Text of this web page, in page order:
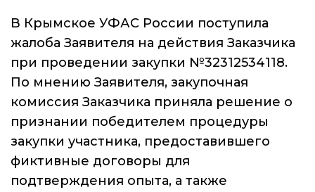
В Крымское УФАС России поступила
жалоба Заявителя на действия Заказчика
при проведении закупки №32312534118.
По мнению Заявителя, закупочная
комиссия Заказчика приняла решение о
признании победителем процедуры
закупки участника, предоставившего
фиктивные договоры для
подтверждения опыта, а также